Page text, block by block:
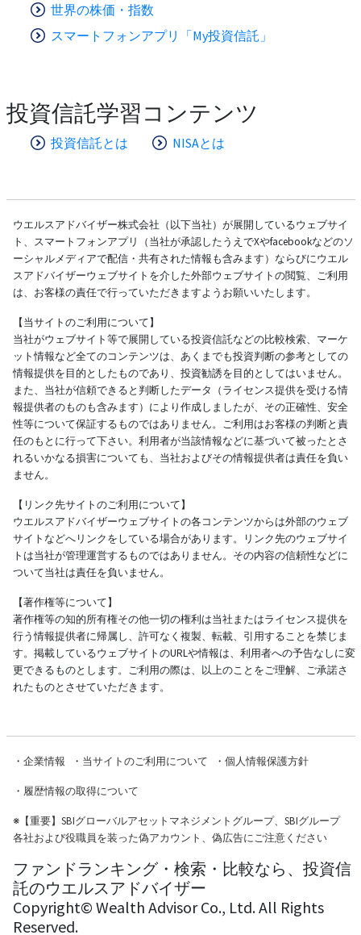
世界の株価・指数
スマートフォンアプリ「My投資信託」
投資信託学習コンテンツ
投資信託とは NISAとは
ウエルスアドバイザー株式会社（以下当社）が展開しているウェブサイ
ト、スマートフォンアプリ（当社が承認したうえでXやfacebookなどのソ
ーシャルメディアで配信・共有された情報も含みます）ならびにウエル
スアドバイザーウェブサイトを介した外部ウェブサイトの閲覧、ご利用
は、お客様の責任で行っていただきますようお願いいたします。
【当サイトのご利用について】
当社がウェブサイト等で展開している投資信託などの比較検索、マーケ
ット情報など全てのコンテンツは、あくまでも投資判断の参考としての
情報提供を目的としたものであり、投資勧誘を目的としてはいません。
また、当社が信頼できると判断したデータ（ライセンス提供を受ける情
報提供者のものも含みます）により作成しましたが、その正確性、安全
性等について保証するものではありません。ご利用はお客様の判断と責
任のもとに行って下さい。利用者が当該情報などに基づいて被ったとさ
れるいかなる損害についても、当社およびその情報提供者は責任を負い
ません。
【リンク先サイトのご利用について】
ウエルスアドバイザーウェブサイトの各コンテンツからは外部のウェブ
サイトなどへリンクをしている場合があります。リンク先のウェブサイ
トは当社が管理運営するものではありません。その内容の信頼性などに
ついて当社は責任を負いません。
【著作権等について】
著作権等の知的所有権その他一切の権利は当社またはライセンス提供を
行う情報提供者に帰属し、許可なく複製、転載、引用することを禁じま
す。掲載しているウェブサイトのURLや情報は、利用者への予告なしに変
更できるものとします。ご利用の際は、以上のことをご理解、ご承諾さ
れたものとさせていただきます。
・ 企業情報 ・ 当サイトのご利用について ・ 個人情報保護方針
・ 履歴情報の取得について
※【重要】SBIグローバルアセットマネジメントグループ、SBIグループ
各社および役職員を装った偽アカウント、偽広告にご注意ください
ファンドランキング・検索・比較なら、投資信
託のウエルスアドバイザー
Copyright© Wealth Advisor Co., Ltd. All Rights
Reserved.